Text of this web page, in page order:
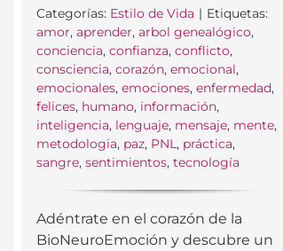
Categorías: Estilo de Vida | Etiquetas:
amor,aprender,arbol genealógico,
conciencia,confianza,conflicto,
consciencia,corazón,emocional,
emocionales,emociones,enfermedad,
felices, humano, información,
inteligencia, lenguaje, mensaje, mente,
metodologia, paz, PNL, práctica,
sangre,sentimientos,tecnología
Adéntrate en el corazón de la
BioNeuroEmoción y descubre un